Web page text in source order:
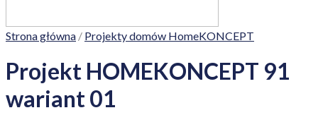
Strona główna / Projekty domów HomeKONCEPT
Projekt HOMEKONCEPT 91
wariant 01